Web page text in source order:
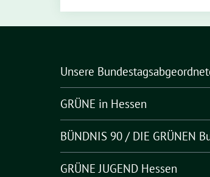
Unsere
GRÜNE in Hessen
BÜNDNIS 90 / DIE GRÜNEN
GRÜNE JUGEND Hessen